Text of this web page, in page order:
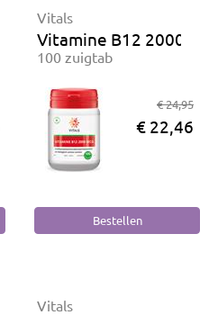
Vitals
Vitamine B12 2000
100 zuigtab
€ 24,95
€ 22,46
Vitals